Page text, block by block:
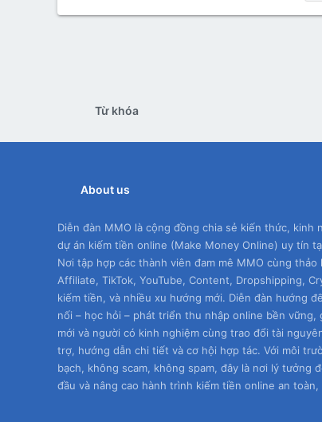
Từ khóa
About us
Diễn đàn MMO là cộng đồng chia sẻ kiến thức, kinh
dự án kiếm tiền online (Make Money Online) uy tín
Nơi tập hợp các thành viên đam mê MMO cùng thảo
Affiliate, TikTok, YouTube, Content, Dropshipping,
kiếm tiền, và nhiều xu hướng mới. Diễn đàn hướng
nối – học hỏi – phát triển thu nhập online bền vững,
mới và người có kinh nghiệm cùng trao đổi tài
trợ, hướng dẫn chi tiết và cơ hội hợp tác. Với môi
bạch, không scam, không spam, đây là nơi lý tưởng
đầu và nâng cao hành trình kiếm tiền online an toàn,